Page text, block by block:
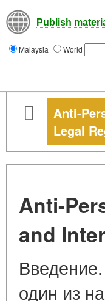
Publish
Malaysia World
Anti-
Legal
Anti-
and
один из